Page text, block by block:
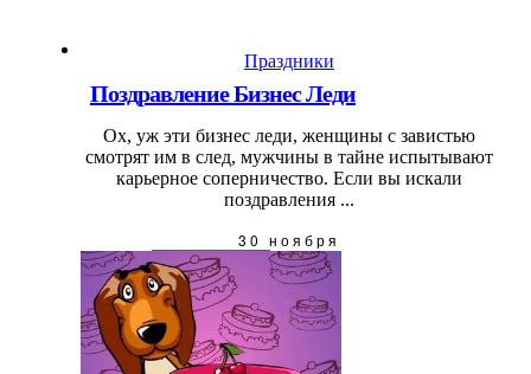
Праздники
Поздравление Бизнес Леди
Ох, уж эти бизнес леди, женщины с завистью
смотрят им в след, мужчины в тайне испытывают
карьерное соперничество. Если вы искали
поздравления ...
30 ноября